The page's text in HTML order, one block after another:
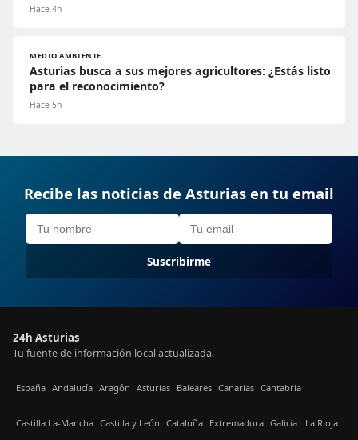
Hace 4h
MEDIO AMBIENTE
Asturias busca a sus mejores agricultores: ¿Estás listo
para el reconocimiento?
Hace 5h
Recibe las noticias de Asturias en tu email
Suscribirme
24h Asturias
Tu fuente de información local actualizada.
España Andalucía Aragón Asturias Baleares Canarias Cantabria
Castilla La-Mancha Castilla y León Cataluña Extremadura Galicia La Rioja